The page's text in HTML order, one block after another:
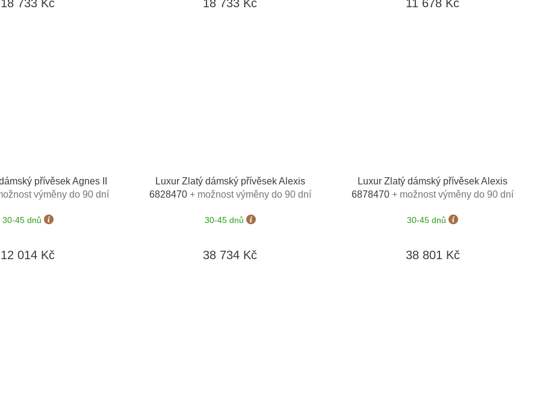
18 733 Kč 18 733 Kč 11 678 Kč
přívěsek Agnes II
výměny do 90 dní
30-45 dnů
12 014 Kč
Luxur Zlatý dámský přívěsek Alexis
6828470 + možnost výměny do 90 dní
30-45 dnů
38 734 Kč
Luxur Zlatý dámský přívěsek Alexis
6878470+ možnost výměny do 90 dní
30-45 dnů
38 801 Kč